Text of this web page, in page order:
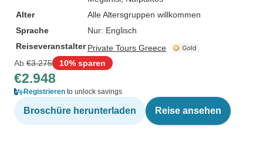
Alter
Alle Altersgruppen willkommen
Sprache
Nur: Englisch
Reiseveranstalter Private Tours Greece
Ab €3.275 10% sparen
€2.948
Registrieren to unlock savings
Broschüre herunterladen Reise ansehen